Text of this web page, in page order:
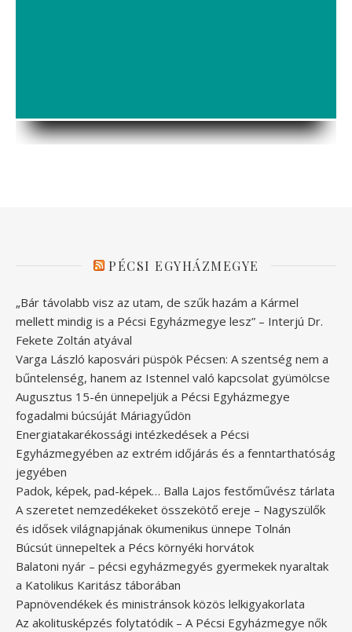
PÉCSI EGYHÁZMEGYE
„Bár távolabb visz az utam, de szűk hazám a Kármel
mellett mindig is a Pécsi Egyházmegye lesz” – Interjú Dr.
Fekete Zoltán atyával
Varga László kaposvári püspök Pécsen: A szentség nem a
bűntelenség, hanem az Istennel való kapcsolat gyümölcse
Augusztus 15-én ünnepeljük a Pécsi Egyházmegye
fogadalmi búcsúját Máriagyűdön
Energiatakarékossági intézkedések a Pécsi
Egyházmegyében az extrém időjárás és a fenntarthatóság
jegyében
Padok, képek, pad-képek… Balla Lajos festőművész tárlata
A szeretet nemzedékeket összekötő ereje – Nagyszülők
és idősek világnapjának ökumenikus ünnepe Tolnán
Búcsút ünnepeltek a Pécs környéki horvátok
Balatoni nyár – pécsi egyházmegyés gyermekek nyaraltak
a Katolikus Karitász táborában
Papnövendékek és ministránsok közös lelkigyakorlata
Az akolitusképzés folytatódik – A Pécsi Egyházmegye nők